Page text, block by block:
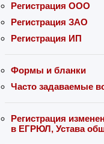
Регистрация ООО
Регистрация ЗАО
Регистрация ИП
Формы и бланки
Часто задаваемые
Регистрация
в ЕГРЮЛ, Устава